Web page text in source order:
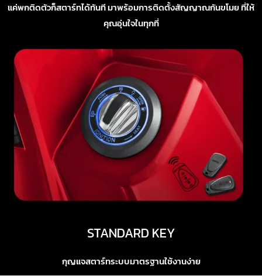
แค่พกติดตัวก็สตาร์ทได้ทันที มาพร้อมการติดตั้งสัญญาณกันขโมย ที่ให้
คุณอุ่นใจในทุกที่
STANDARD KEY
กุญแจสตาร์ทระบบมาตรฐานใช้งานง่าย